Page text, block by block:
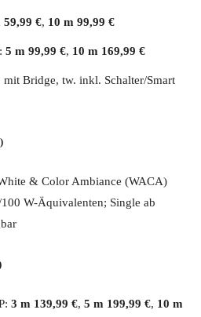
59,99 €, 10 m 99,99 €
5 m 99,99 €, 10 m 169,99 €
mit Bridge, tw. inkl. Schalter/Smart
& Color Ambiance (WACA)
W-Äquivalenten; Single ab
3 m 139,99 €, 5 m 199,99 €, 10 m